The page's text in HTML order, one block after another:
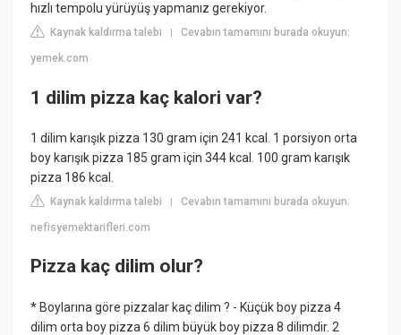
hızlı tempolu yürüyüş yapmanız gerekiyor.
Kaynak kaldırma talebi |Cevabın tamamını burada okuyun:
yemek.com
1 dilim pizza kaç kalori var?
1 dilim karışık pizza 130 gram için 241 kcal. 1 porsiyon orta
boy karışık pizza 185 gram için 344 kcal. 100 gram karışık
pizza 186 kcal.
Kaynak kaldırma talebi |Cevabın tamamını burada okuyun:
nefisyemektarifleri.com
Pizza kaç dilim olur?
* Boylarına göre pizzalar kaç dilim ? - Küçük boy pizza 4
dilim orta boy pizza 6 dilim büyük boy pizza 8 dilimdir. 2